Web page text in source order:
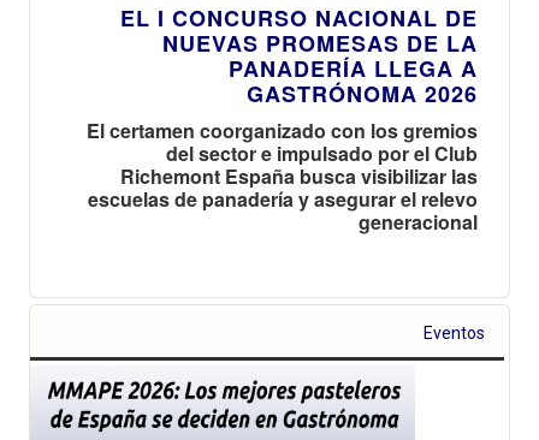
EL I CONCURSO NACIONAL DE
NUEVAS PROMESAS DE LA
PANADERÍA LLEGA A
GASTRÓNOMA 2026
El certamen coorganizado con los gremios
del sector e impulsado por el Club
Richemont España busca visibilizar las
escuelas de panadería y asegurar el relevo
generacional
Eventos